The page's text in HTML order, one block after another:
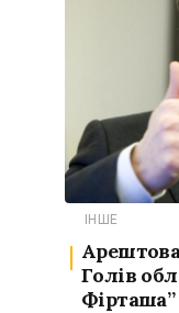
ІНШЕ
Голів
Фірташа”